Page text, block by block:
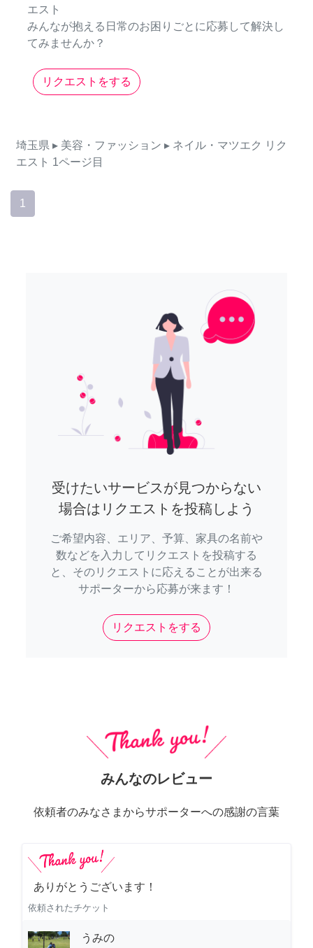
エスト
みんなが抱える日常のお困りごとに応募して解決し
てみませんか？
リクエストをする
埼玉県 ▸ 美容・ファッション ▸ ネイル・マツエク リク
エスト 1ページ目
1
受けたいサービスが見つからない
場合はリクエストを投稿しよう
ご希望内容、エリア、予算、家具の名前や
数などを入力してリクエストを投稿する
と、そのリクエストに応えることが出来る
サポーターから応募が来ます！
リクエストをする
みんなのレビュー
依頼者のみなさまからサポーターへの感謝の言葉
ありがとうございます！
依頼されたチケット
うみの